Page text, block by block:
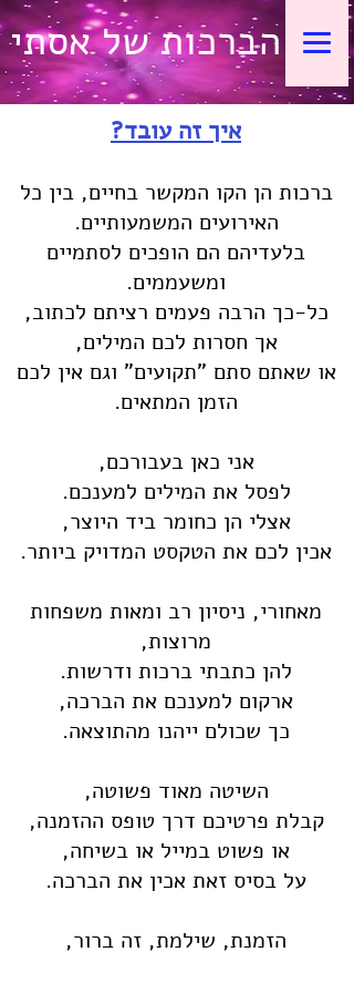
הברכות של אסתי
איך זה עובד?
ברכות הן הקו המקשר בחיים, בין כל
האירועים המשמעותיים.
בלעדיהם הם הופכים לסתמיים
ומשעממים.
כל-כך הרבה פעמים רציתם לכתוב,
אך חסרות לכם המילים,
או שאתם סתם "תקועים" וגם אין לכם
הזמן המתאים.
אני כאן בעבורכם,
לפסל את המילים למענכם.
אצלי הן כחומר ביד היוצר,
אכין לכם את הטקסט המדויק ביותר.
מאחורי, ניסיון רב ומאות משפחות
מרוצות,
להן כתבתי ברכות ודרשות.
ארקום למענכם את הברכה,
כך שכולם ייהנו מהתוצאה.
השיטה מאוד פשוטה,
קבלת פרטיכם דרך טופס ההזמנה,
או פשוט במייל או בשיחה,
על בסיס זאת אכין את הברכה.
הזמנת, שילמת, זה ברור,